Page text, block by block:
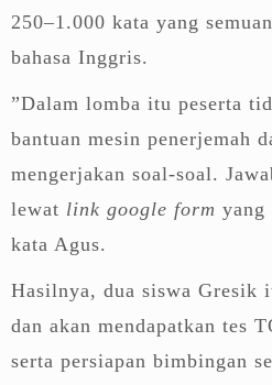
250–1.000 kata yang
bahasa Inggris.
”Dalam lomba itu peserta
bantuan mesin penerjemah
mengerjakan soal-soal.
lewat link google form yang
kata Agus.
Hasilnya, dua siswa Gresik
dan akan mendapatkan tes
serta persiapan bimbingan